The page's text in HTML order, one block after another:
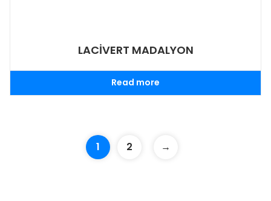
LACİVERT MADALYON
Read more
1 2 →